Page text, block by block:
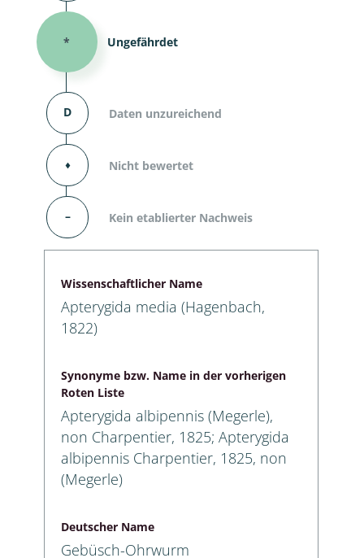
* Ungefährdet
D Daten unzureichend
⬧ Nicht bewertet
– Kein etablierter Nachweis
Wissenschaftlicher Name
Apterygida media (Hagenbach,
1822)
Synonyme bzw. Name in der vorherigen
Roten Liste
Apterygida albipennis (Megerle),
non Charpentier, 1825; Apterygida
albipennis Charpentier, 1825, non
(Megerle)
Deutscher Name
Gebüsch-Ohrwurm